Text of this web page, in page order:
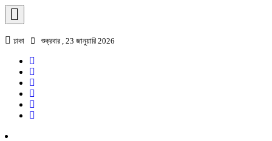
ঢাকা শুক্রবার , 23 জানুয়ারি 2026